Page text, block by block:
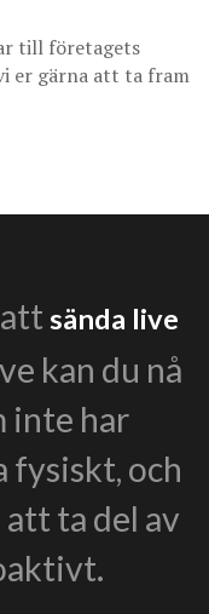
till företagets
er gärna att ta fram
sända live
kan du nå
inte har
fysiskt, och
ta del av